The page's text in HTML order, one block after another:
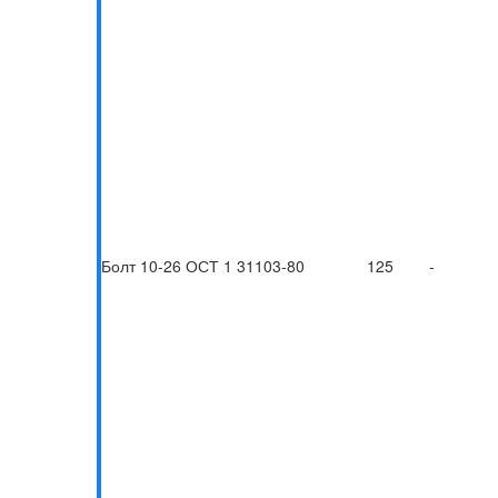
Болт 10-26 ОСТ 1 31103-80 125 -